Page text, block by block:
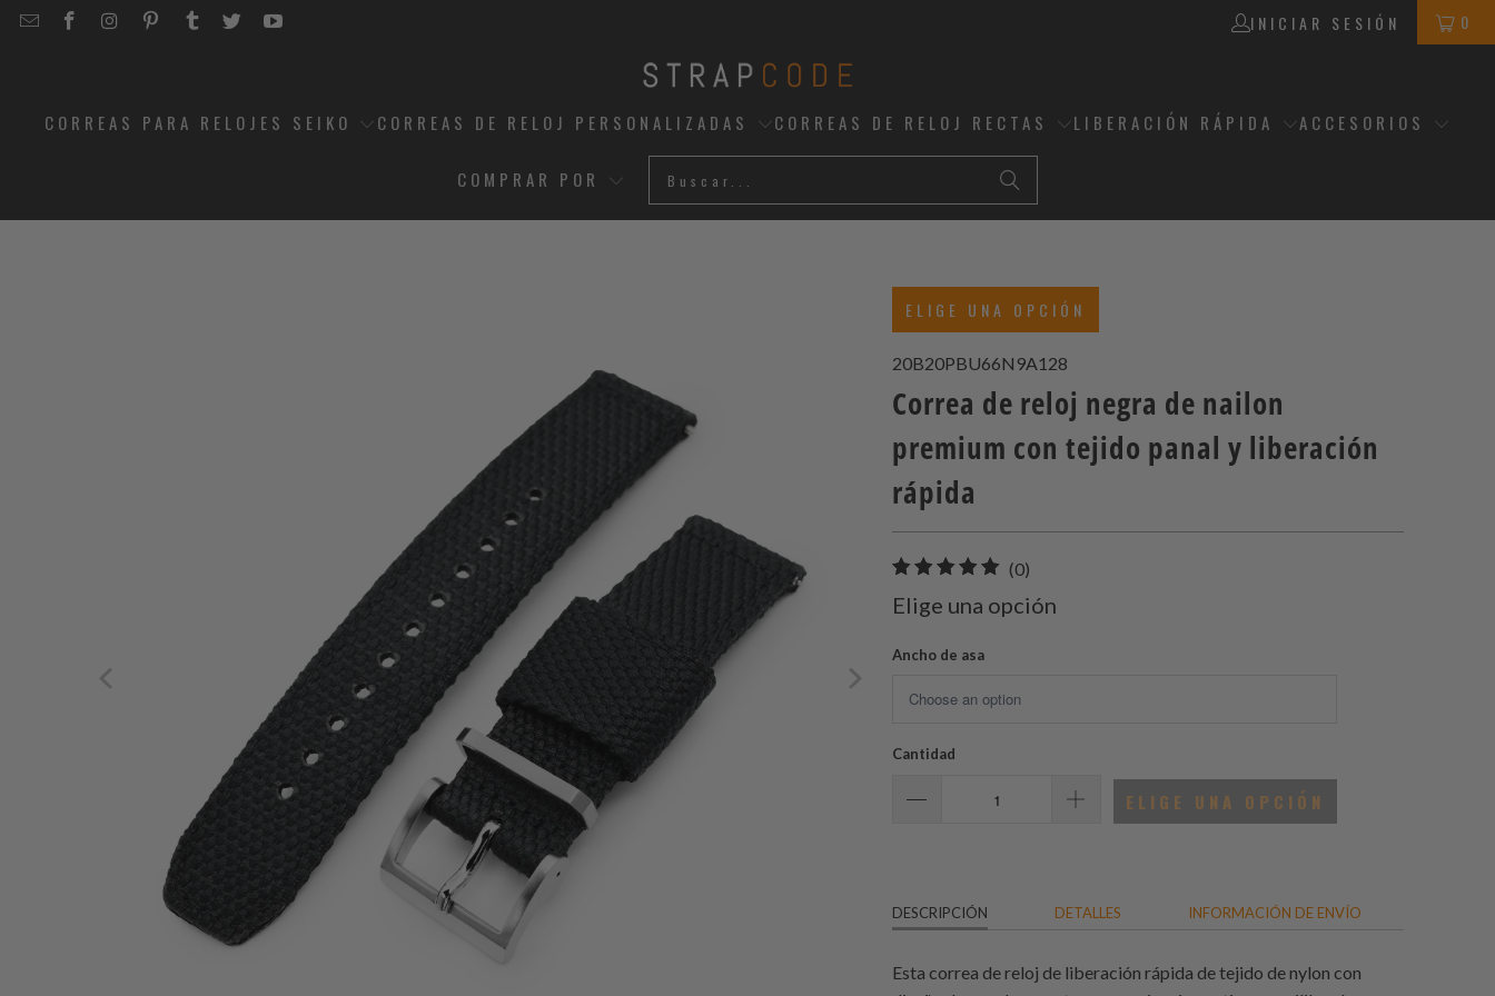
EMAILSTRAPCODE
STRAPCODE
STRAPCODE
STRAPCODE
STRAPCODE
STRAPCODE
INICIAR SESIÓN 0
CORREAS PARA RELOJES SEIKO CORREAS DE RELOJ PERSONALIZADAS CORREAS DE RELOJ RECTAS LIBERACIÓN RÁPIDA ACCESORIOS
COMPRAR POR
ELIGE UNA OPCIÓN
20B20PBU66N9A128
Correa de reloj negra de nailon
premium con tejido panal y liberación
rápida
(0)
total
Elige una opción
Ancho de asa
Cantidad
ELIGE UNA OPCIÓN
DESCRIPCIÓN DETALLES INFORMACIÓN DE ENVÍO
Esta correa de reloj de liberación rápida de tejido de nylon con